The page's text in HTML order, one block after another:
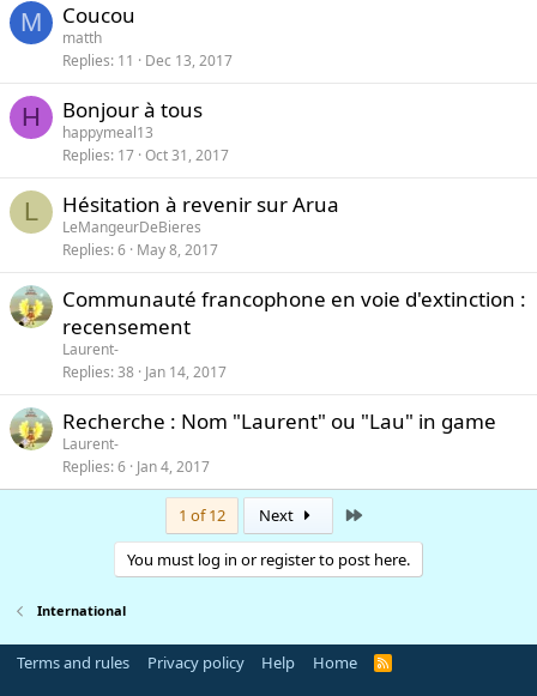
M Coucou
matth
Replies 11 Dec 13, 2017
H Bonjour à tous
happymeal13
Replies 17 Oct 31, 2017
L Hésitation à revenir sur Arua
LeMangeurDeBieres
Replies 6 May 8, 2017
Communauté francophone en voie d'extinction :
recensement
Laurent-
Replies 38 Jan 14, 2017
Recherche : Nom "Laurent" ou "Lau" in game
Laurent-
Replies 6 Jan 4, 2017
1 of 12 Next
You must log in or register to post here.
International
Terms and rules Privacy policy Help Home
R